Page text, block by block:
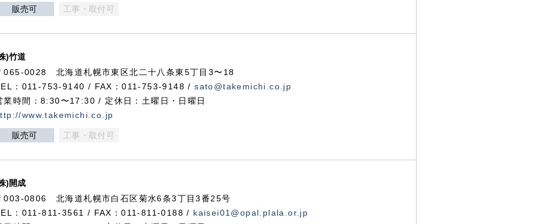
販売可 工事・取付可
)竹道
065-0028 北海道札幌市東区北二十八条東5丁目3〜18
：011-753-9140 / FAX：011-753-9148 /sato@takemichi.co.jp
業時間：8:30〜17:30 / 定休日：土曜日・日曜日
www.takemichi.co.jp
販売可 工事・取付可
)開成
003-0806 北海道札幌市白石区菊水6条3丁目3番25号
：011-811-3561 / FAX：011-811-0188 / kaisei01@opal.plala.or.jp